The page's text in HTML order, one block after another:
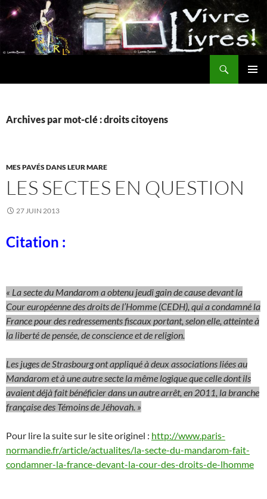
Aller
au
contenu
Archives par mot-clé : droits citoyens
MES PAVÉS DANS LEUR MARE
LES SECTES EN QUESTION
27 JUIN 2013
Citation :
« La secte du Mandarom a obtenu jeudi gain de cause devant la
Cour européenne des droits de l’Homme (CEDH), qui a condamné la
France pour des redressements fiscaux portant, selon elle, atteinte à
la liberté de pensée, de conscience et de religion.
Les juges de Strasbourg ont appliqué à deux associations liées au
Mandarom et à une autre secte la même logique que celle dont ils
avaient déjà fait bénéficier dans un autre arrêt, en 2011, la branche
française des Témoins de Jéhovah. »
Pour lire la suite sur le site originel : http://www.paris-
normandie.fr/article/actualites/la-secte-du-mandarom-fait-
condamner-la-france-devant-la-cour-des-droits-de-lhomme